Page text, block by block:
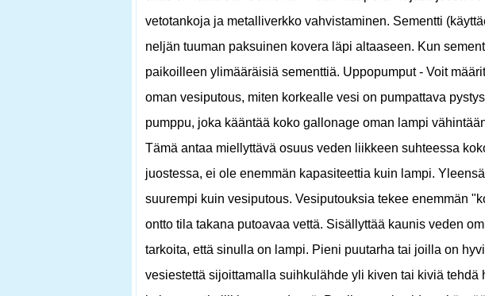
vetotankoja ja metalliverkko vahvistaminen. Sementti
neljän tuuman paksuinen kovera läpi altaaseen. Kun
paikoilleen ylimääräisiä sementtiä. Uppopumput - Voit
oman vesiputous, miten korkealle vesi on pumpattava
pumppu, joka kääntää koko gallonage oman lampi
Tämä antaa miellyttävä osuus veden liikkeen suhteessa
juostessa, ei ole enemmän kapasiteettia kuin lampi.
suurempi kuin vesiputous. Vesiputouksia tekee enemmän
ontto tila takana putoavaa vettä. Sisällyttää kaunis veden
tarkoita, että sinulla on lampi. Pieni puutarha tai joilla on
vesiestettä sijoittamalla suihkulähde yli kiven tai kiviä tehdä